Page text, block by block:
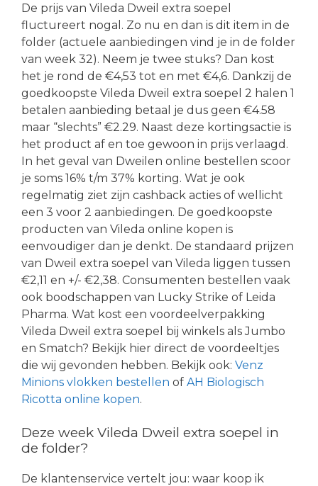
De prijs van Vileda Dweil extra soepel
fluctureert nogal. Zo nu en dan is dit item in de
folder (actuele aanbiedingen vind je in de folder
van week 32). Neem je twee stuks? Dan kost
het je rond de €4,53 tot en met €4,6. Dankzij de
goedkoopste Vileda Dweil extra soepel 2 halen 1
betalen aanbieding betaal je dus geen €4.58
maar “slechts” €2.29. Naast deze kortingsactie is
het product af en toe gewoon in prijs verlaagd.
In het geval van Dweilen online bestellen scoor
je soms 16% t/m 37% korting. Wat je ook
regelmatig ziet zijn cashback acties of wellicht
een 3 voor 2 aanbiedingen. De goedkoopste
producten van Vileda online kopen is
eenvoudiger dan je denkt. De standaard prijzen
van Dweil extra soepel van Vileda liggen tussen
€2,11 en +/- €2,38. Consumenten bestellen vaak
ook boodschappen van Lucky Strike of Leida
Pharma. Wat kost een voordeelverpakking
Vileda Dweil extra soepel bij winkels als Jumbo
en Smatch? Bekijk hier direct de voordeeltjes
die wij gevonden hebben. Bekijk ook: Venz
Minions vlokken bestellen of AH Biologisch
Ricotta online kopen.
Deze week Vileda Dweil extra soepel in
de folder?
De klantenservice vertelt jou: waar koop ik